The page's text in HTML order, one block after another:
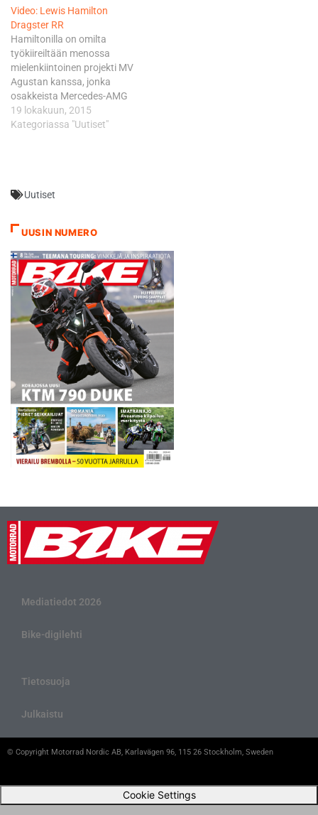
ja Dragster 800 ovat nyt
ensimmäiset
kolmesylinteriset RR:t.
Merkittävintä sekä Dragster
että Brutale RR:ssä on
ulkonäkö, johon
molemmat ovat saaneet
runsaasti käsittelyä ja
ehostusta. Dragster RR…
Video: Lewis Hamilton
Dragster RR
Hamiltonilla on omilta
työkiireiltään menossa
mielenkiintoinen projekti MV
Agustan kanssa, jonka
osakkeista Mercedes-AMG
on omistanut viime vuodesta
lähtien neljänneksen. MV
Dragster RR. - Olemme
saaneet Lewis Hamiltonin
kumppaniksemme, kertoo
MV Agustan
toimitusjohtaja…
19 lokakuun, 2015
Kategoriassa "Uutiset"
Uutiset
UUSIN NUMERO
Mediatiedot 2026
Bike-digilehti
Tietosuoja
Julkaistu
© Copyright Motorrad Nordic AB, Karlavägen 96, 115 26 Stockholm, Sweden
Cookie Settings